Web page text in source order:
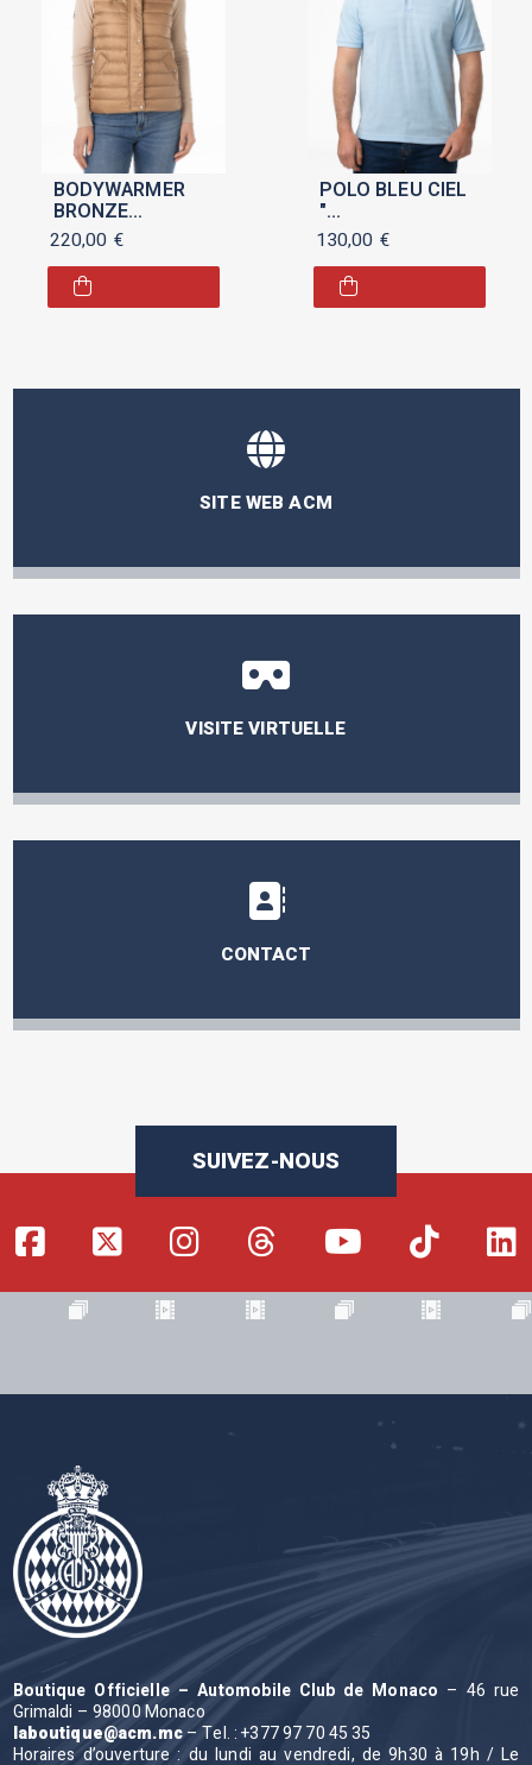
BODYWARMER
BRONZE
COLLECTION
"GANT / ACM ÉTÉ
2024" POUR
FEMME
220,00 €
POLO BLEU CIEL
"
GANT/AUTOMOBILE
CLUB DE
MONACO" POUR
HOMME
130,00 €
SITE WEB ACM
VISITE VIRTUELLE
CONTACT
SUIVEZ-NOUS
Boutique Officielle – Automobile Club de Monaco – 46 rue
Grimaldi – 98000 Monaco
laboutique@acm.mc– Tel. : +377 97 70 45 35
Horaires d’ouverture : du lundi au vendredi, de 9h30 à 19h / Le